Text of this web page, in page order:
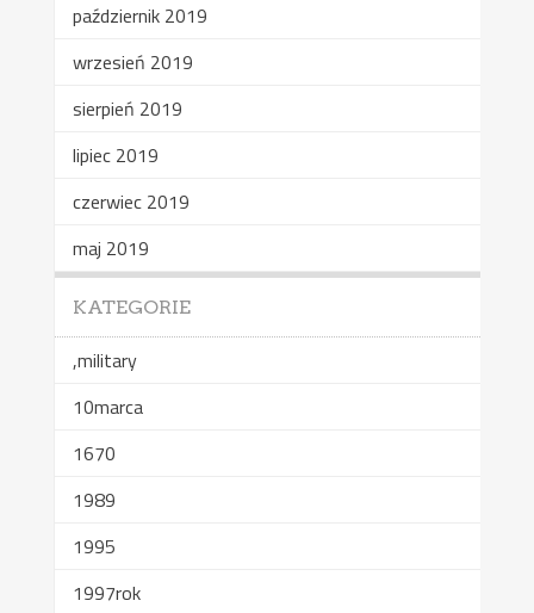
październik 2019
wrzesień 2019
sierpień 2019
lipiec 2019
czerwiec 2019
maj 2019
KATEGORIE
,military
10marca
1670
1989
1995
1997rok